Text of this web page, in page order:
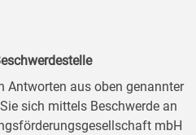
Antworten aus oben genannter
sich mittels Beschwerde an
mbH